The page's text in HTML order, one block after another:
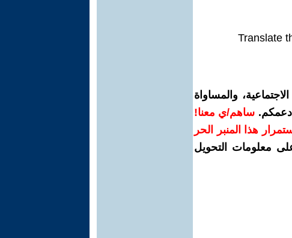
Translate
والمساواة
دعمكم. ساهم/ي معنا!
استمرار هذا المنبر الحر
على معلومات التحويل